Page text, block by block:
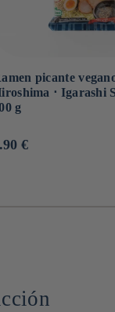
picante
⋅ Igarashi
g
€